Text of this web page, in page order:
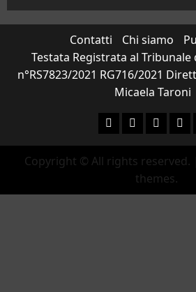
Contatti Chi siamo
Testata Registrata al Tribunale
n°RS7823/2021 RG716/2021
Micaela Taroni
FacebookInstagram
YouTube
Copyright © All rights reserved.
themes.